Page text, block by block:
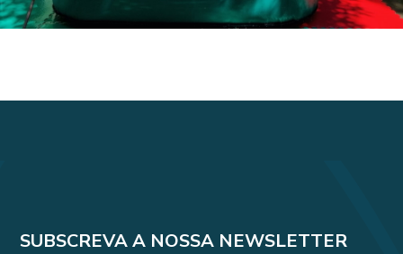
SUBSCREVA A NOSSA NEWSLETTER